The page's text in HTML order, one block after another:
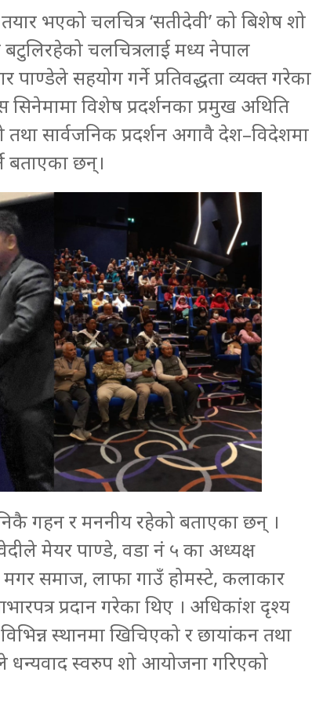
भएको चलचित्र ‘सतीदेवी’ को बिशेष शो
चलचित्रलाई मध्य नेपाल
सहयोग गर्ने प्रतिवद्धता व्यक्त गरेका
विशेष प्रदर्शनका प्रमुख अथिति
सार्वजनिक प्रदर्शन अगावै देश–विदेशमा
बताएका छन्।
निकै गहन र मननीय रहेको बताएका छन् ।
मेयर पाण्डे, वडा नं ५ का अध्यक्ष
समाज, लाफा गाउँ होमस्टे, कलाकार
प्रदान गरेका थिए । अधिकांश दृश्य
स्थानमा खिचिएको र छायांकन तथा
स्वरुप शो आयोजना गरिएको